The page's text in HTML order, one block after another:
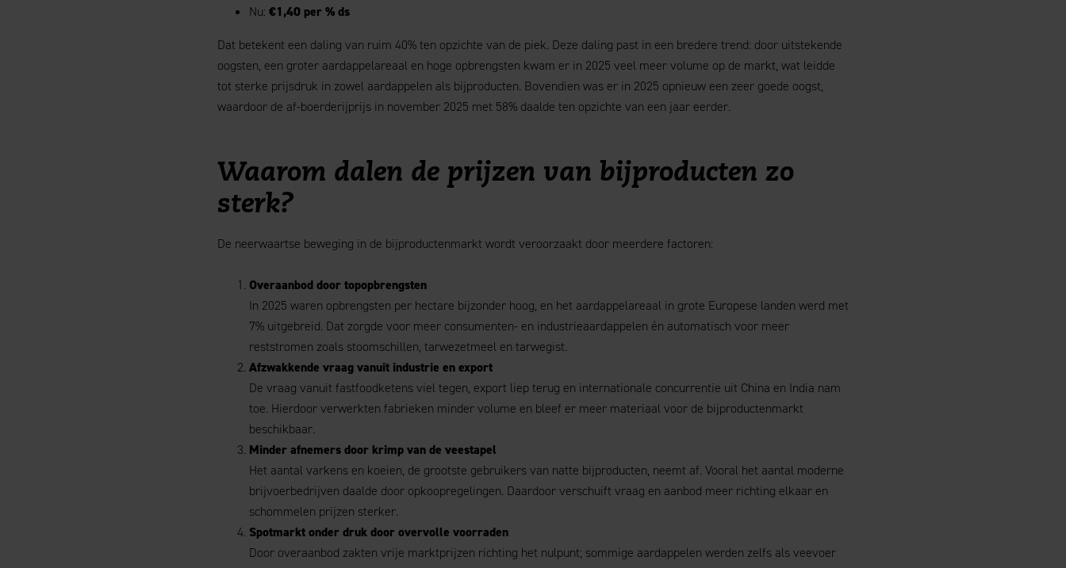
Nu: €1,40 per % ds
Dat betekent een daling van ruim 40% ten opzichte van de piek. Deze daling past in een bredere trend: door uitstekende
oogsten, een groter aardappelareaal en hoge opbrengsten kwam er in 2025 veel meer volume op de markt, wat leidde
tot sterke prijsdruk in zowel aardappelen als bijproducten. Bovendien was er in 2025 opnieuw een zeer goede oogst,
waardoor de af-boerderijprijs in november 2025 met 58% daalde ten opzichte van een jaar eerder.
Waarom dalen de prijzen van bijproducten zo
sterk?
De neerwaartse beweging in de bijproductenmarkt wordt veroorzaakt door meerdere factoren:
Overaanbod door topopbrengsten
In 2025 waren opbrengsten per hectare bijzonder hoog, en het aardappelareaal in grote Europese landen werd met
7% uitgebreid. Dat zorgde voor meer consumenten- en industrieaardappelen én automatisch voor meer
reststromen zoals stoomschillen, tarwezetmeel en tarwegist.
Afzwakkende vraag vanuit industrie en export
De vraag vanuit fastfoodketens viel tegen, export liep terug en internationale concurrentie uit China en India nam
toe. Hierdoor verwerkten fabrieken minder volume en bleef er meer materiaal voor de bijproductenmarkt
beschikbaar.
Minder afnemers door krimp van de veestapel
Het aantal varkens en koeien, de grootste gebruikers van natte bijproducten, neemt af. Vooral het aantal moderne
brijvoerbedrijven daalde door opkoopregelingen. Daardoor verschuift vraag en aanbod meer richting elkaar en
schommelen prijzen sterker.
Spotmarkt onder druk door overvolle voorraden
Door overaanbod zakten vrije marktprijzen richting het nulpunt; sommige aardappelen werden zelfs als veevoer